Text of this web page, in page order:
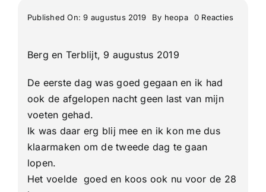
Published On: 9 augustus 2019 By heopa 0 Reactieson
Berg en Terblijt, 9 augustus 2019
De eerste dag was goed gegaan en ik had
ook de afgelopen nacht geen last van mijn
voeten gehad.
Ik was daar erg blij mee en ik kon me dus
klaarmaken om de tweede dag te gaan
lopen.
Het voelde goed en koos ook nu voor de 28